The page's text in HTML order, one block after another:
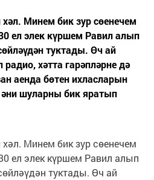
хәл. Минем бик зур сөенечем
ел элек күршем Равил алып
туктады. Өч ай
хәтта гарәпләрне дә
аенда бөтен ихласларын
шуларны бик яратып
хәл. Минем бик зур сөенечем
ел элек күршем Равил алып
туктады. Өч ай